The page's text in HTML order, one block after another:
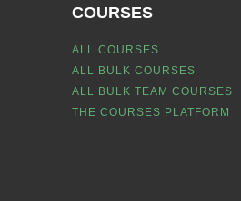
COURSES
ALL COURSES
ALL BULK COURSES
ALL BULK TEAM COURSES
THE COURSES PLATFORM